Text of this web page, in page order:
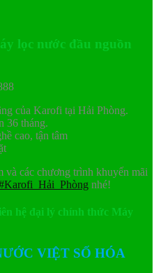
lọc nước đầu nguồn
của Karofi tại Hải Phòng.
36 tháng.
cao, tận tâm
và các chương trình khuyến mãi
nhé!
hệ đại lý chính thức Máy
VIỆT SỐ HÓA